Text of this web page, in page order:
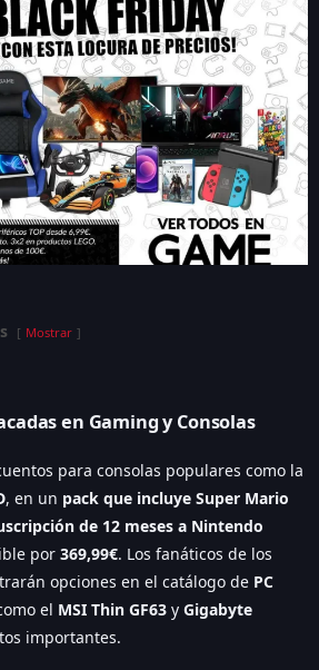
Mostrar
en Gaming y Consolas
para consolas populares como la
, en un pack que incluye Super Mario
de 12 meses a Nintendo
por 369,99€. Los fanáticos de los
opciones en el catálogo de PC
el MSI Thin GF63 y Gigabyte
importantes.